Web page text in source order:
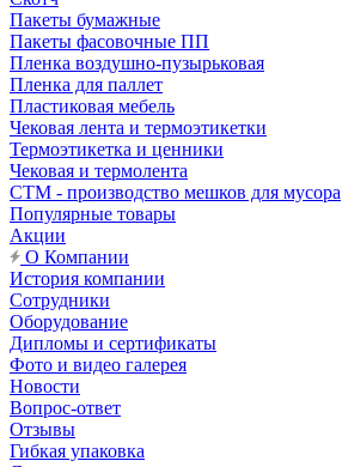
Пакеты бумажные
Пакеты фасовочные ПП
Пленка воздушно-пузырьковая
Пленка для паллет
Пластиковая мебель
Чековая лента и термоэтикетки
Термоэтикетка и ценники
Чековая и термолента
СТМ - производство мешков для мусора
Популярные товары
Акции
О Компании
История компании
Сотрудники
Оборудование
Дипломы и сертификаты
Фото и видео галерея
Новости
Вопрос-ответ
Отзывы
Гибкая упаковка